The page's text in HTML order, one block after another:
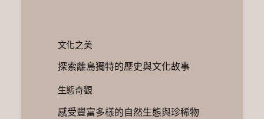
文化之美
探索離島獨特的歷史與文化故事
生態奇觀
感受豐富多樣的自然生態與珍稀物